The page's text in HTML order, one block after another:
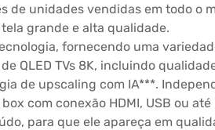
de unidades vendidas em todo o
grande e alta qualidade.
fornecendo uma
QLED TVs 8K, incluindo
de upscaling com IA***.
com conexão HDMI, USB ou
para que ele apareça em